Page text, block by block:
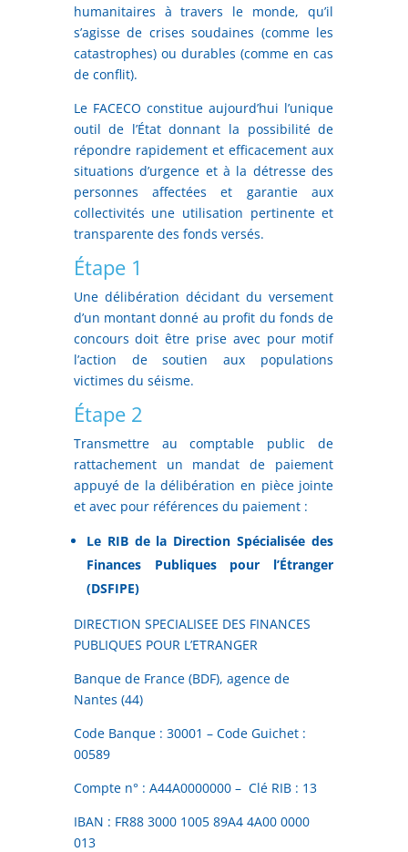
humanitaires à travers le monde, qu’il
s’agisse de crises soudaines (comme les
catastrophes) ou durables (comme en cas
de conflit).
Le FACECO constitue aujourd’hui l’unique
outil de l’État donnant la possibilité de
répondre rapidement et efficacement aux
situations d’urgence et à la détresse des
personnes affectées et garantie aux
collectivités une utilisation pertinente et
transparente des fonds versés.
Étape 1
Une délibération décidant du versement
d’un montant donné au profit du fonds de
concours doit être prise avec pour motif
l’action de soutien aux populations
victimes du séisme.
Étape 2
Transmettre au comptable public de
rattachement un mandat de paiement
appuyé de la délibération en pièce jointe
et avec pour références du paiement :
Le RIB de la Direction Spécialisée des
Finances Publiques pour l’Étranger
(DSFIPE)
DIRECTION SPECIALISEE DES FINANCES
PUBLIQUES POUR L’ETRANGER
Banque de France (BDF), agence de
Nantes (44)
Code Banque : 30001 – Code Guichet :
00589
Compte n° : A44A0000000 – Clé RIB : 13
IBAN : FR88 3000 1005 89A4 4A00 0000
013